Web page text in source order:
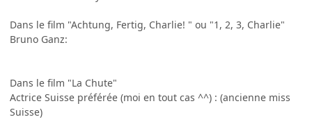
Dans le film "Achtung, Fertig, Charlie! " ou "1, 2, 3, Charlie"
Bruno Ganz:
Dans le film "La Chute"
Actrice Suisse préférée (moi en tout cas ^^) : (ancienne miss
Suisse)